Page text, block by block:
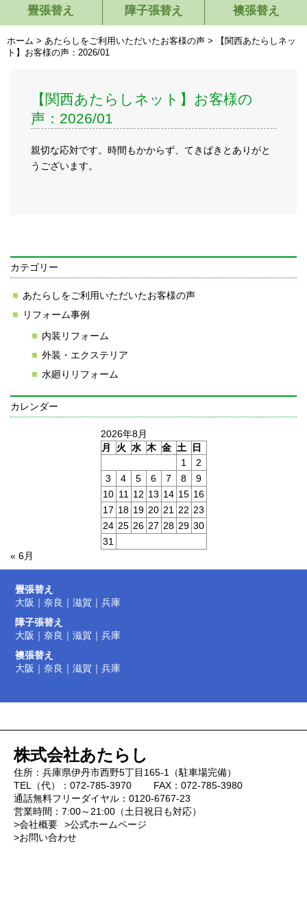
畳張替え 障子張替え 襖張替え
ホーム > あたらしをご利用いただいたお客様の声 >
【関西あたらしネッ
ト】お客様の声：2026/01
【関西あたらしネット】お客様の
声：2026/01
親切な応対です。時間もかからず、てきぱきとありがと
うございます。
カテゴリー
あたらしをご利用いただいたお客様の声
リフォーム事例
内装リフォーム
外装・エクステリア
水廻りリフォーム
カレンダー
2026年8月
月
火 水 木 金 土
日
1
2
3
4 5 6 7 8
9
10 11 12 13 14 15 16
17 18 19 20 21 22 23
24 25 26 27 28 29 30
31
« 6月
畳張替え
大阪 ｜奈良 ｜滋賀 ｜兵庫
障子張替え
大阪 ｜奈良 ｜滋賀 ｜兵庫
襖張替え
大阪 ｜奈良 ｜滋賀 ｜兵庫
株式会社あたらし
住所：兵庫県伊丹市西野5丁目165-1（駐車場完備）
TEL（代）：072-785-3970 FAX：072-785-3980
通話無料フリーダイヤル：0120-6767-23
営業時間：7:00～21:00（土日祝日も対応）
>会社概要
>公式ホームページ
>お問い合わせ